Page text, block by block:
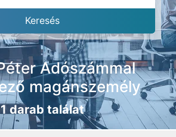
Adószámmal
magánszemély
1 darab találat